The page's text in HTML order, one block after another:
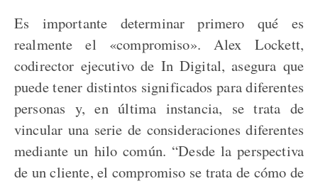
Es importante determinar primero qué es
realmente el «compromiso». Alex Lockett,
codirector ejecutivo de In Digital, asegura que
puede tener distintos significados para diferentes
personas y, en última instancia, se trata de
vincular una serie de consideraciones diferentes
mediante un hilo común. “Desde la perspectiva
de un cliente, el compromiso se trata de cómo de